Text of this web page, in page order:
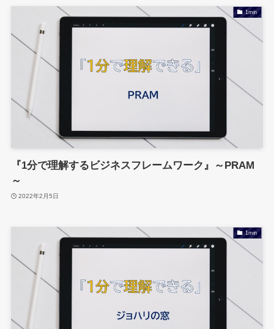
1min
『1分で理解するビジネスフレームワーク』～PRAM
～
2022年2月5日
1min